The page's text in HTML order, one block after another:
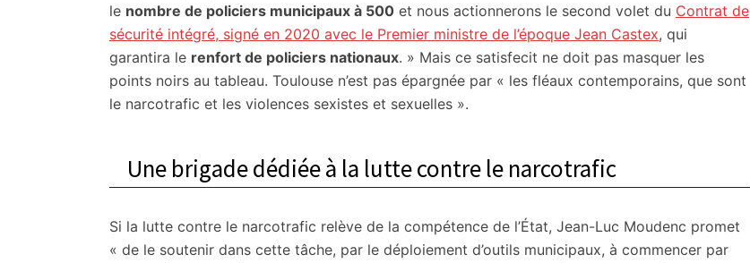
le nombre de policiers municipaux à 500 et nous actionnerons le second volet du Contrat de
sécurité intégré, signé en 2020 avec le Premier ministre de l’époque Jean Castex, qui
garantira le renfort de policiers nationaux. » Mais ce satisfecit ne doit pas masquer les
points noirs au tableau. Toulouse n’est pas épargnée par « les fléaux contemporains, que sont
le narcotrafic et les violences sexistes et sexuelles ».
Une brigade dédiée à la lutte contre le narcotrafic
Si la lutte contre le narcotrafic relève de la compétence de l’État, Jean-Luc Moudenc promet
« de le soutenir dans cette tâche, par le déploiement d’outils municipaux, à commencer par